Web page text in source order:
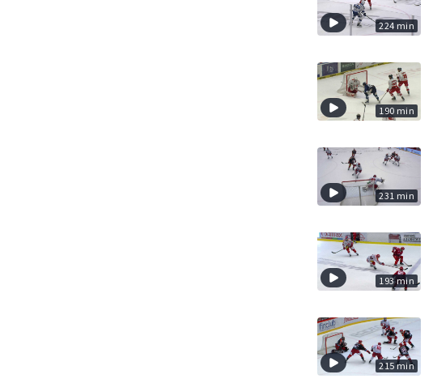
224 min
190 min
231 min
193 min
215 min